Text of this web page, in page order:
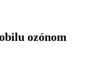
ozónom